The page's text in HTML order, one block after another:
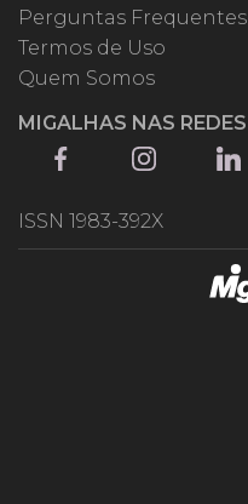
Perguntas Frequentes
Termos de Uso
Quem Somos
MIGALHAS NAS REDES
ISSN 1983-392X